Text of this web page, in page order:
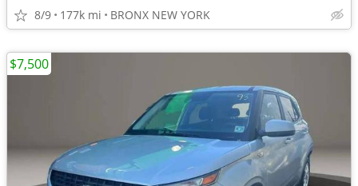
8/9 177k mi BRONX NEW YORK
$7,500